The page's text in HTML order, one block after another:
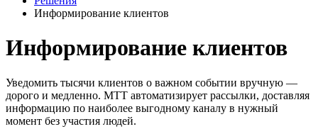
Информирование клиентов
Информирование клиентов
Уведомить тысячи клиентов о важном событии вручную —
дорого и медленно. МТТ автоматизирует рассылки, доставляя
информацию по наиболее выгодному каналу в нужный
момент без участия людей.